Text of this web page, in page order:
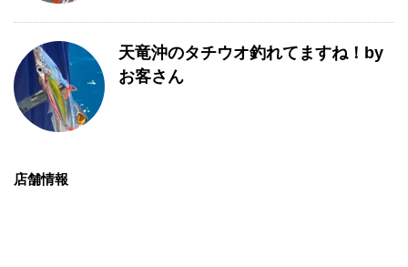
天竜沖のタチウオ釣れてますね！by
お客さん
店舗情報